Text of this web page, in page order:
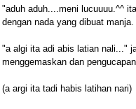
"aduh aduh....meni lucuuuu.^^
dengan nada yang dibuat manja.
"a algi ita adi abis latian nali..."
menggemaskan dan
(a argi ita tadi habis latihan nari)